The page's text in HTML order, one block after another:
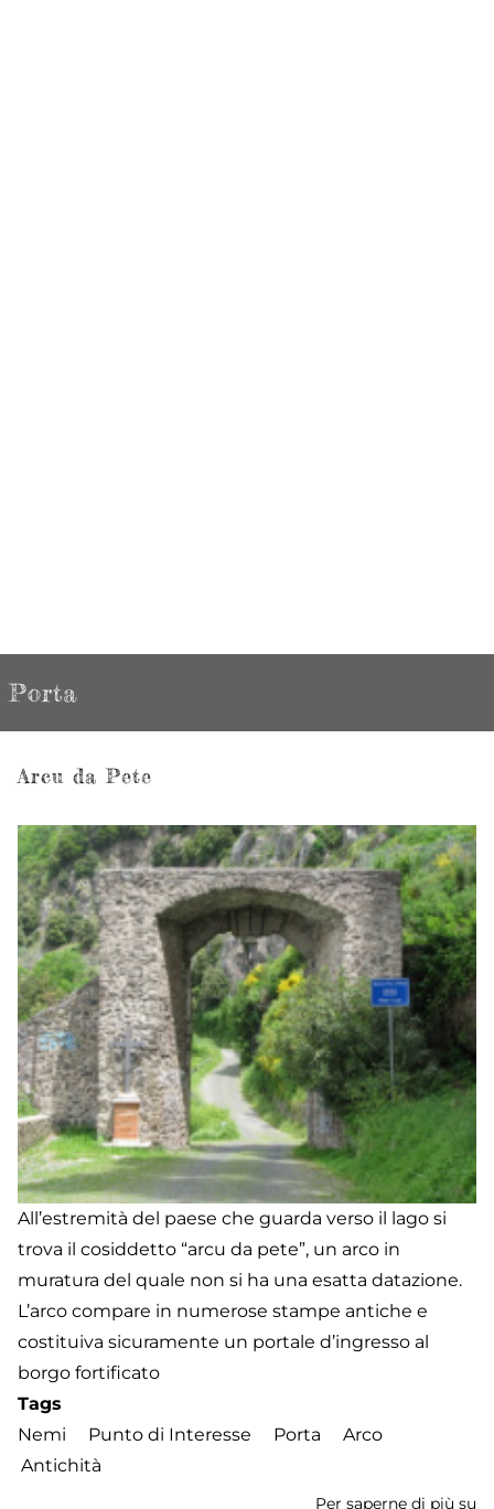
Porta
Arcu da Pete
All’estremità del paese che guarda verso il lago si
trova il cosiddetto “arcu da pete”, un arco in
muratura del quale non si ha una esatta datazione.
L’arco compare in numerose stampe antiche e
costituiva sicuramente un portale d’ingresso al
borgo fortificato
Tags
Nemi
Punto di Interesse Porta
Arco
Antichità
Per saperne di più su